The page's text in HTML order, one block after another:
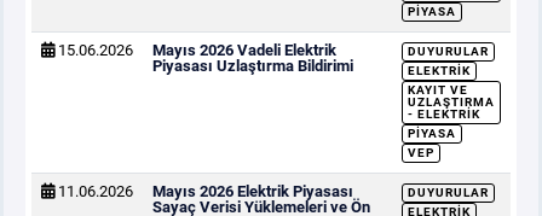
PIYASA
15.06.2026
Mayıs 2026 Vadeli Elektrik
Piyasası Uzlaştırma Bildirimi
DUYURULAR
ELEKTRIK
KAYIT VE
UZLAŞTIRMA
- ELEKTRIK
PIYASA
VEP
11.06.2026
Mayıs 2026 Elektrik Piyasası
Sayaç Verisi Yüklemeleri ve Ön
DUYURULAR
ELEKTRIK